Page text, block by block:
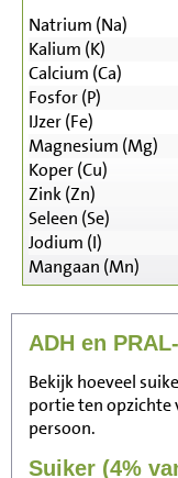
Natrium (Na)
Kalium (K)
Calcium (Ca)
Fosfor (P)
IJzer (Fe)
Magnesium (Mg)
Koper (Cu)
Zink (Zn)
Seleen (Se)
Jodium (I)
Mangaan (Mn)
ADH en
Bekijk hoeveel
portie ten opzichte
persoon.
Suiker (4%